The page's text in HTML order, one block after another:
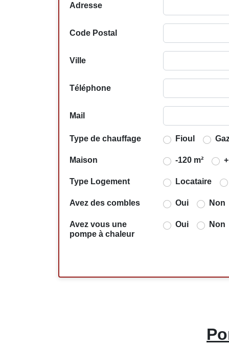
Adresse
Code Postal
Ville
Téléphone
Mail
Type de chauffage Fioul
Maison -120 m²
Type Logement Locataire
Avez des combles Oui Non
Avez vous une
pompe à chaleur
Oui Non